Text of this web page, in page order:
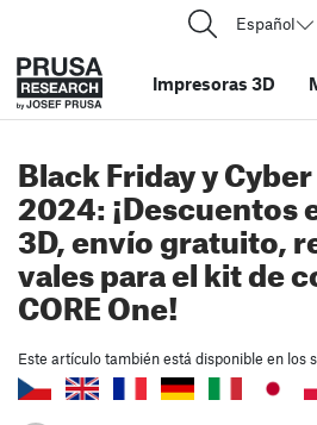
Español
Impresoras 3D
Black Friday y
2024: ¡Descuentos
3D, envío gratuito,
vales para el kit de
CORE One!
Este artículo también está disponible en los